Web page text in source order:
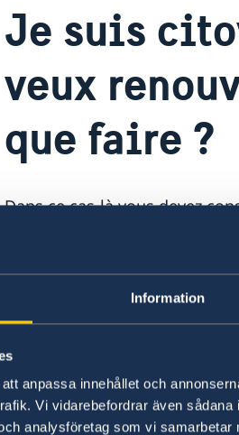
Information
anpassa innehållet och
Vi vidarebefordrar även
analysföretag som vi
Je suis
veux
que faire ?
Dans ce cas-là vous devez
Vous allez trouver des